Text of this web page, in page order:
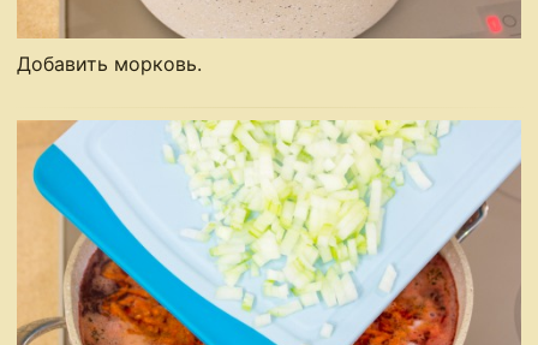
Добавить морковь.